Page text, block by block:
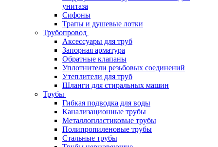
унитаза
Сифоны
Трапы и душевые лотки
Трубопровод
Аксессуары для труб
Запорная арматура
Обратные клапаны
Уплотнители резьбовых соединений
Утеплители для труб
Шланги для стиральных машин
Трубы
Гибкая подводка для воды
Канализационные трубы
Металлопластиковые трубы
Полипропиленовые трубы
Стальные трубы